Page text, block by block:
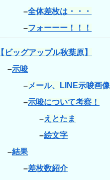
–全体差枚は・・・
–フォーーー！！！
【ビッグアップル秋葉原】
–示唆
–メール、LINE示唆画像
–示唆について考察！
–えとたま
–絵文字
–結果
–差枚数紹介